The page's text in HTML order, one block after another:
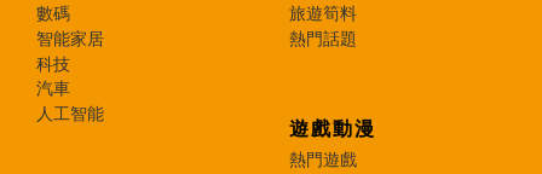
數碼
智能家居
科技
汽車
人工智能
旅遊筍料
熱門話題
遊戲動漫
熱門遊戲